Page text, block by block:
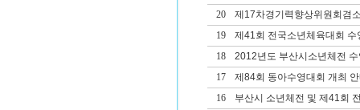
20
제17차경기력향상위원회겸
19
제41회 전국소년체육대회 수
18
2012년도 부산시소년체전
17
제84회 동아수영대회 개최
16
부산시 소년체전 및 제41회